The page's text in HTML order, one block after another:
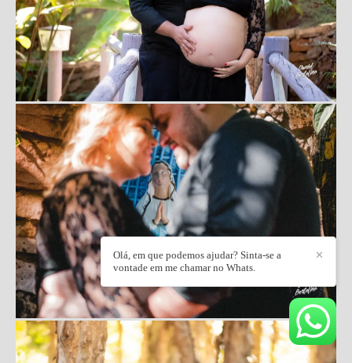
✕
Olá, em que podemos ajudar? Sinta-se a
vontade em me chamar no Whats.